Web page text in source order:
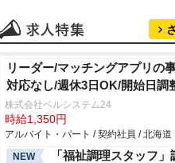
リーダー/マッチングアプリの
対応なし/週休3日OK/開始日調
株式会社ベルシステム24
時給1,350円
アルバイト・パート / 契約社員 / 北海道
NEW
「福祉調理スタッフ